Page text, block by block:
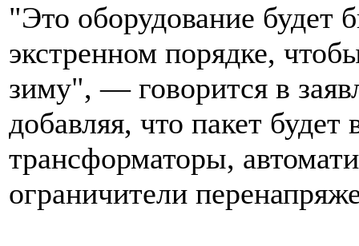
"Это оборудование будет
экстренном порядке,
зиму", — говорится в
добавляя, что пакет
трансформаторы,
ограничители